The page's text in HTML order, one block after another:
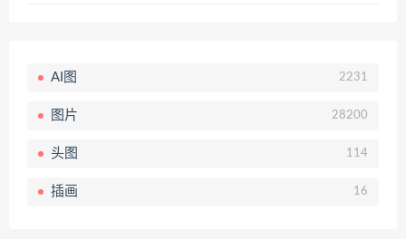
AI图 2231
图片 28200
头图 114
插画 16